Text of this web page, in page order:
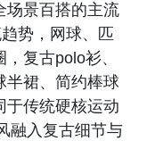
场景百搭的主流
势，网球、匹
复古polo衫、
半裙、简约棒球
于传统硬核运动
融入复古细节与